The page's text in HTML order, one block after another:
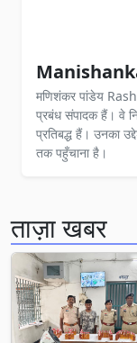
मणिशंकर पांडेय
प्रबंध संपादक हैं। वे
प्रतिबद्ध हैं। उनका
तक पहुँचाना है।
ताज़ा खबर